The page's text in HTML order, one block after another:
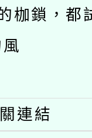
枷鎖，都
連結